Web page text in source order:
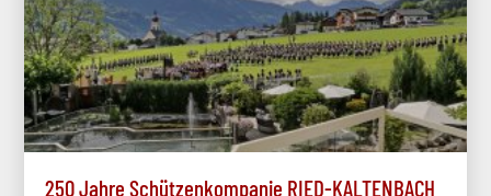
250 Jahre Schützenkompanie RIED-KALTENBACH